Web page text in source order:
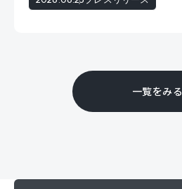
一覧をみる